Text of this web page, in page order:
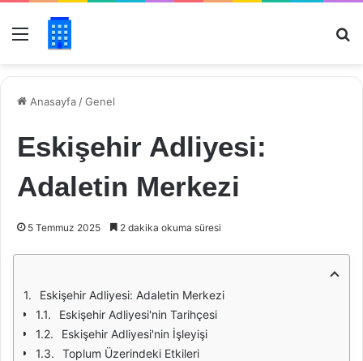
Menü
Anasayfa /Genel
Eskişehir Adliyesi:
Adaletin Merkezi
5 Temmuz 2025 2 dakika okuma süresi
Eskişehir Adliyesi: Adaletin Merkezi
Eskişehir Adliyesi'nin Tarihçesi
Eskişehir Adliyesi'nin İşleyişi
Toplum Üzerindeki Etkileri